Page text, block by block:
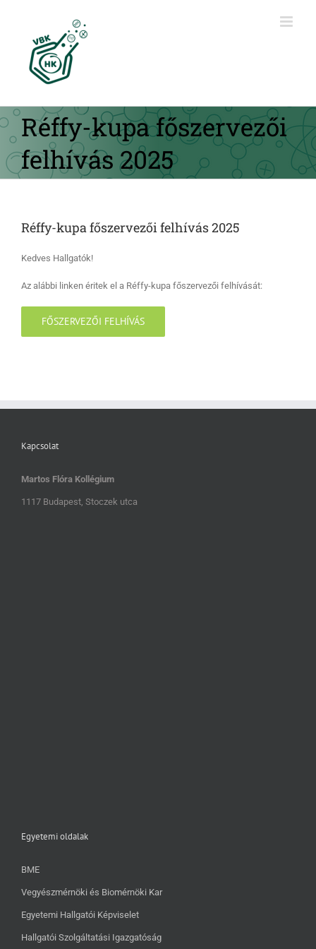
Réffy-kupa főszervezői
felhívás 2025
Réffy-kupa főszervezői felhívás 2025
Kedves Hallgatók!
Az alábbi linken éritek el a Réffy-kupa főszervezői felhívását:
FŐSZERVEZŐI FELHÍVÁS
Kapcsolat
Martos Flóra Kollégium
1117 Budapest, Stoczek utca
Egyetemi oldalak
BME
Vegyészmérnöki és Biomérnöki Kar
Egyetemi Hallgatói Képviselet
Hallgatói Szolgáltatási Igazgatóság